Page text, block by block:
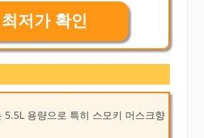
최저가 확인
5.5L 용량으로 특히 스모키 머스크향